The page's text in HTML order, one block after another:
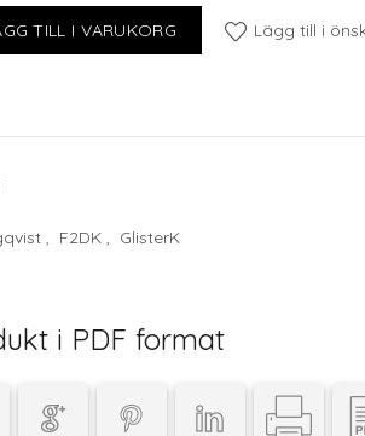
mocha saucer D12,5cm mängd
TILL I VARUKORG Lägg till i
, F2DK , GlisterK
i PDF format